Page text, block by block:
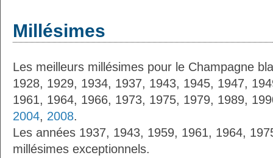
Millésimes
Les meilleurs millésimes pour le Champagne
1928, 1929, 1934, 1937, 1943, 1945, 1947,
1961, 1964, 1966, 1973, 1975, 1979, 1989,
2004, 2008.
Les années 1937, 1943, 1959, 1961, 1964,
millésimes exceptionnels.